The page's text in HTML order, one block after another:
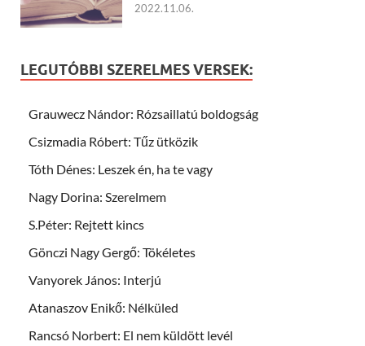
2022.11.06.
LEGUTÓBBI SZERELMES VERSEK:
Grauwecz Nándor: Rózsaillatú boldogság
Csizmadia Róbert: Tűz ütközik
Tóth Dénes: Leszek én, ha te vagy
Nagy Dorina: Szerelmem
S.Péter: Rejtett kincs
Gönczi Nagy Gergő: Tökéletes
Vanyorek János: Interjú
Atanaszov Enikő: Nélküled
Rancsó Norbert: El nem küldött levél